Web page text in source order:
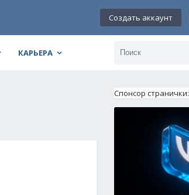
Создать аккаунт
КАРЬЕРА
Спонсор странички: